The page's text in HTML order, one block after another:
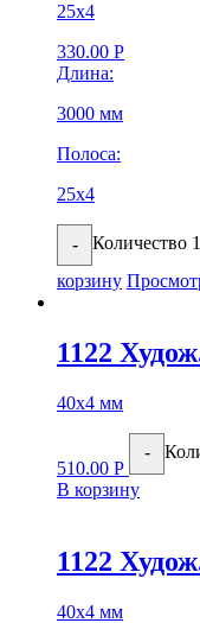
25х4
330.00 Р
Длина:
3000 мм
Полоса:
25х4
- Количество
корзину
1122
40х4 мм
510.00 Р
-
В корзину
1122
40х4 мм